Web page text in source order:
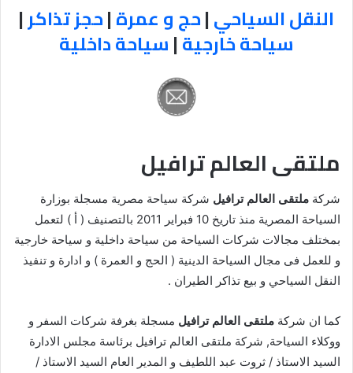
النقل السياحي|حج و عمرة|حجز تذاكر|
سياحة خارجية|سياحة داخلية
ملتقى العالم ترافيل
شركة ملتقى العالم ترافيل شركة سياحة مصرية مسجلة بوزارة
السياحة المصرية منذ تاريخ 10 فبراير 2011 بالتصنيف ( أ ) لتعمل
بمختلف مجالات شركات السياحة من سياحة داخلية و سياحة خارجية
و للعمل فى مجال السياحة الدينية ( الحج و العمرة ) و ادارة و تنفيذ
النقل السياحي و بيع تذاكر الطيران .
كما ان شركة ملتقى العالم ترافيل مسجلة بغرفة شركات السفر و
ووكلاء السياحة, شركة ملتقى العالم ترافيل برئاسة مجلس الادارة
السيد الاستاذ / ثروت عبد اللطيف و المدير العام السيد الاستاذ /